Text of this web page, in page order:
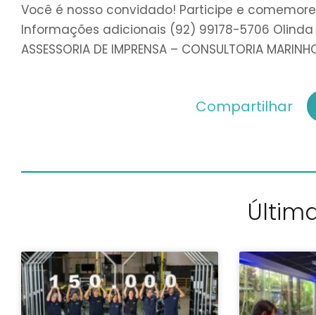
Você é nosso convidado! Participe e
Informações adicionais (92) 99178-5706 Olinda
ASSESSORIA DE IMPRENSA – CONSULTORIA
Compartilhar